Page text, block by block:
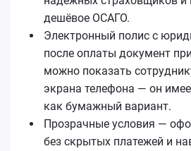
дешёвое ОСАГО.
Электронный полис с
после оплаты документ
можно показать
экрана телефона — он
как бумажный вариант.
Прозрачные условия —
без скрытых платежей и